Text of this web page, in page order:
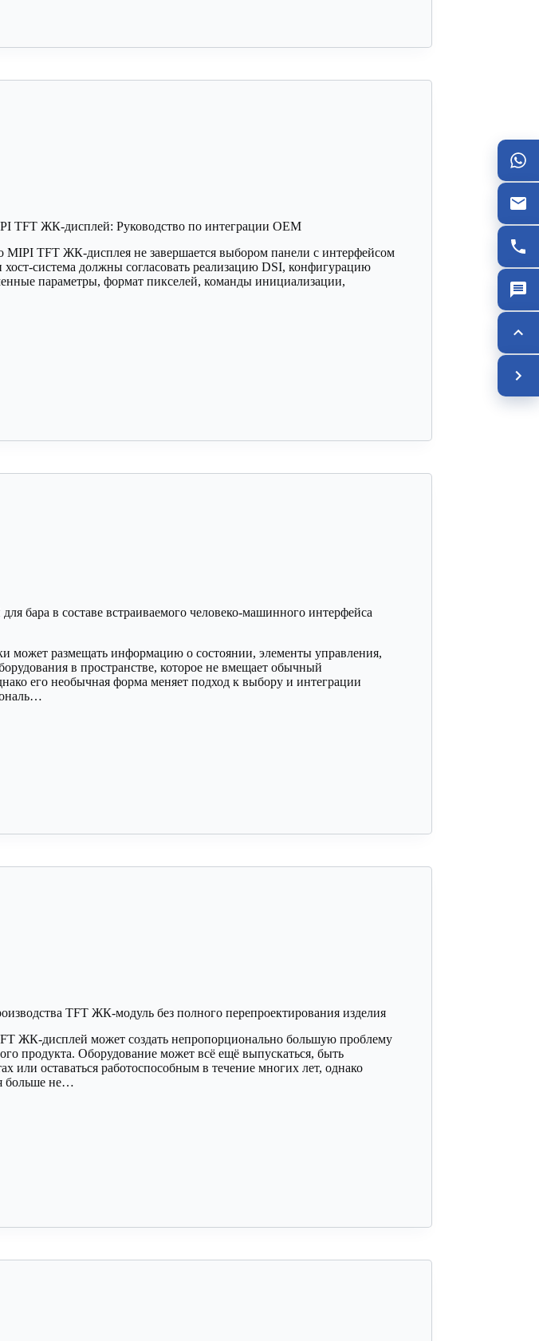
TFT ЖК-дисплей: Руководство по интеграции OEM
MIPI TFT ЖК-дисплея не завершается выбором панели с интерфейсом
система должны согласовать реализацию DSI, конфигурацию
параметры, формат пикселей, команды инициализации,
бара в составе встраиваемого человеко-машинного интерфейса
может размещать информацию о состоянии, элементы управления,
в пространстве, которое не вмещает обычный
его необычная форма меняет подход к выбору и интеграции
TFT ЖК-модуль без полного перепроектирования изделия
ЖК-дисплей может создать непропорционально большую проблему
продукта. Оборудование может всё ещё выпускаться, быть
или оставаться работоспособным в течение многих лет, однако
больше не…